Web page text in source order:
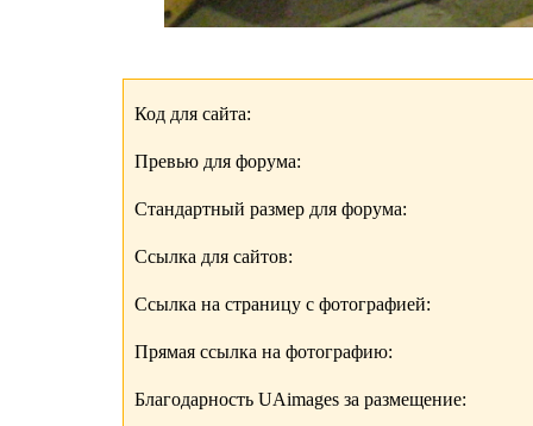
Код для сайта:
Превью для форума:
Стандартный размер для форума:
Ссылка для сайтов:
Ссылка на страницу с фотографией:
Прямая ссылка на фотографию:
Благодарность UAimages за размещение: